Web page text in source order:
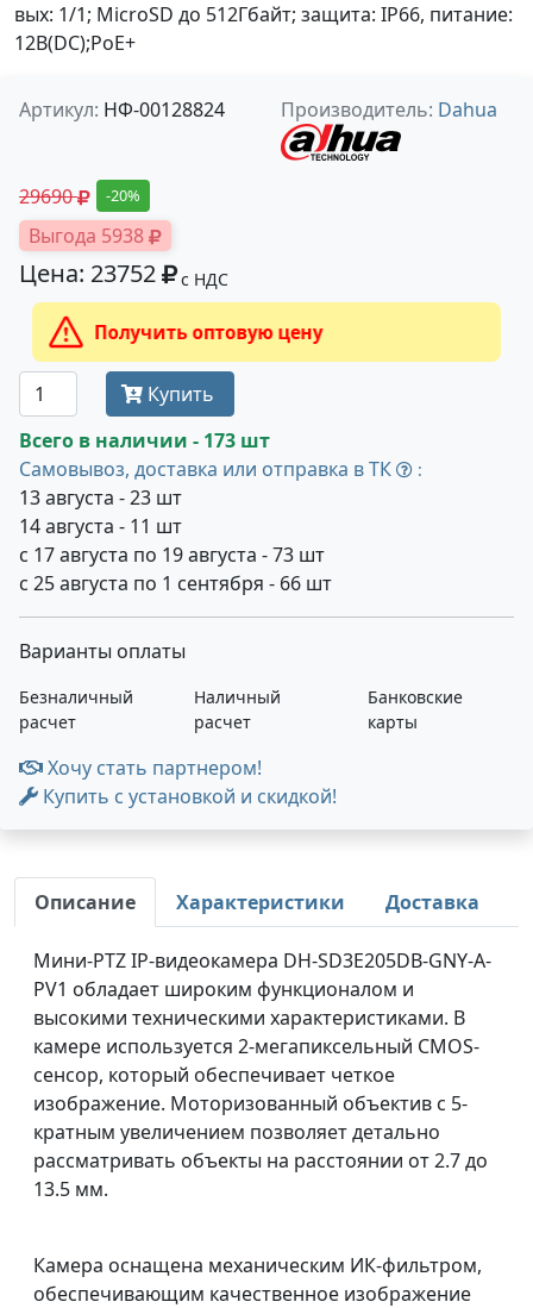
вых: 1/1; MicroSD до 512Гбайт; защита: IP66, питание:
12В(DC);PoE+
Артикул: НФ-00128824 Производитель: Dahua
29690 -20%
Выгода 5938
Цена: 23752 с НДС
Получить оптовую цену
Купить
Всего в наличии - 173 шт
Самовывоз, доставка или отправка в ТК
:
13 августа - 23 шт
14 августа - 11 шт
с 17 августа по 19 августа - 73 шт
с 25 августа по 1 сентября - 66 шт
Варианты оплаты
Безналичный
расчет
Наличный
расчет
Банковские
карты
Хочу стать партнером!
Купить с установкой и скидкой!
Описание Характеристики Доставка
Мини-PTZ IP-видеокамера DH-SD3E205DB-GNY-A-
PV1 обладает широким функционалом и
высокими техническими характеристиками. В
камере используется 2-мегапиксельный CMOS-
сенсор, который обеспечивает четкое
изображение. Моторизованный объектив с 5-
кратным увеличением позволяет детально
рассматривать объекты на расстоянии от 2.7 до
13.5 мм.
Камера оснащена механическим ИК-фильтром,
обеспечивающим качественное изображение